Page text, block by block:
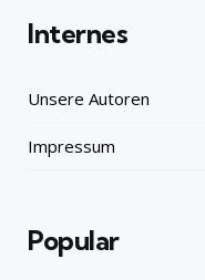
Internes
Unsere Autoren
Impressum
Popular